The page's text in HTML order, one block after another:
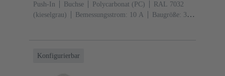
Push-In Buchse Polycarbonat (PC)
RAL 7032
(kieselgrau)
Bemessungsstrom: ‌10 A
Baugröße: 3
Konfigurierbar